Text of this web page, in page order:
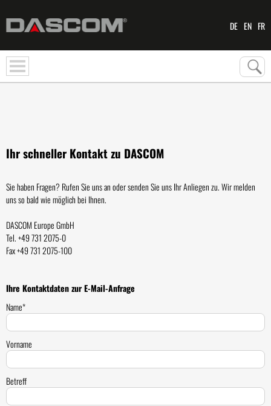
DE EN FR
Ihr schneller Kontakt zu DASCOM
Sie haben Fragen? Rufen Sie uns an oder senden Sie uns Ihr Anliegen zu. Wir melden
uns so bald wie möglich bei Ihnen.
DASCOM Europe GmbH
Tel. +49 731 2075-0
Fax +49 731 2075-100
Ihre Kontaktdaten zur E-Mail-Anfrage
Name*
Vorname
Betreff